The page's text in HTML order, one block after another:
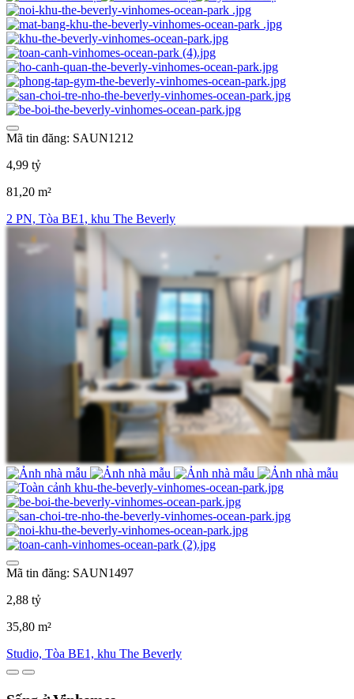
Mã tin đăng: SAUN1212
4,99 tỷ
81,20 m²
2 PN, Tòa BE1, khu The Beverly
Mã tin đăng: SAUN1497
2,88 tỷ
35,80 m²
Studio, Tòa BE1, khu The Beverly